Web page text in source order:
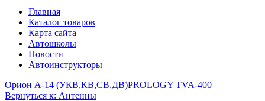
Главная
Каталог товаров
Карта сайта
Автошколы
Новости
Автоинструкторы
Орион А-14 (УКВ,КВ,СВ,ДВ)PROLOGY TVA-400
Вернуться к: Антенны